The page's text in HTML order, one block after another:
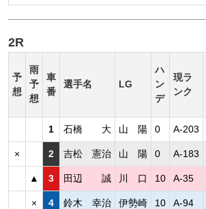
2R
予
想
雨
予
想
車
番
選手名 LG
ハ
ン
デ
現ラ
ンク
1 石橋 大 山 陽 0 A-203
× 2 吉松 憲治 山 陽 0 A-183
▲ 3 田辺 誠 川 口 10 A-35
× 4 鈴木 幸治 伊勢崎 10 A-94